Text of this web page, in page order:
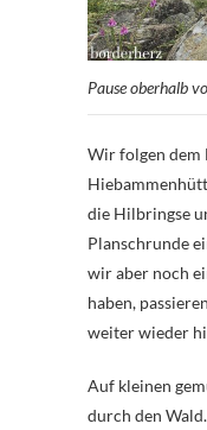
Pause oberhalb
Wir folgen dem
die Hilbringse
Planschrunde
wir aber noch
haben,
weiter wieder
Auf kleinen
durch den